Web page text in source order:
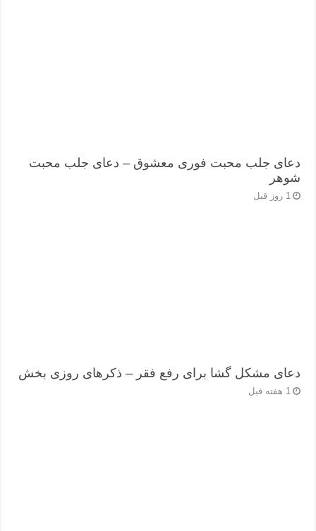
دعای جلب محبت فوری معشوق – دعای جلب محبت
شوهر
1 روز قبل
دعای مشکل گشا برای رفع فقر – ذکرهای روزی‌ بخش
1 هفته قبل